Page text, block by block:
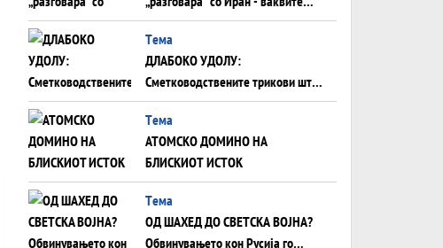
моменти се поопасни од
отворените закани
Tема
ДЛАБОКО УДОЛУ:
Сметководствените трикови што
го соборија ЕНРОН ги
применуваат гигантите за ВИ
Tема
АТОМСКО ДОМИНО НА
БЛИСКИОТ ИСТОК
Tема
ОД ШАХЕД ДО СВЕТСКА ВОЈНА?
Обвинувањето кон Русија го